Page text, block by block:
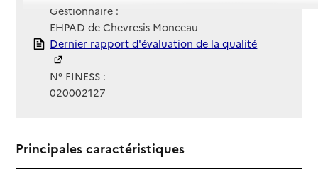
Gestionnaire :
EHPAD de Chevresis Monceau
Rapport HAS
Dernier rapport d'évaluation de la qualité
N° FINESS :
020002127
Principales caractéristiques